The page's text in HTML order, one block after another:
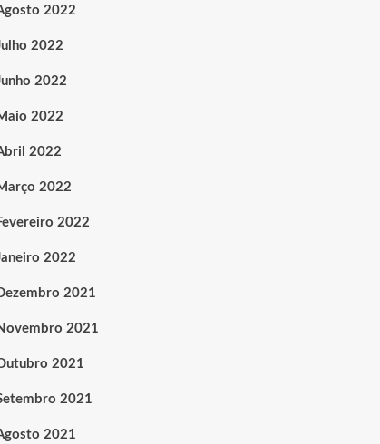
2022
2022
2022
2022
2022
2022
2022
2022
2021
2021
2021
2021
2021